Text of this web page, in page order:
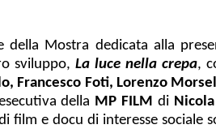
della Mostra dedicata alla
sviluppo, La luce nella crepa,
Francesco Foti, Lorenzo
della MP FILM di
e docu di interesse sociale